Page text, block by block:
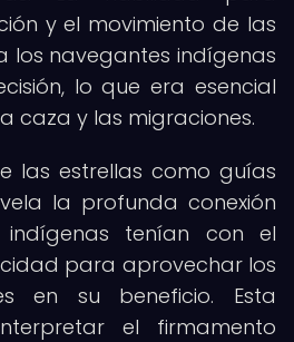
y el movimiento de las
los navegantes indígenas
lo que era esencial
caza y las migraciones.
las estrellas como guías
la profunda conexión
tenían con el
para aprovechar los
en su beneficio. Esta
el firmamento